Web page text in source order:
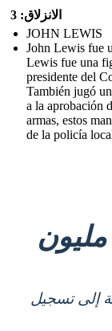
الانزلاق: 3
JOHN LEWIS
John Lewis fue
Lewis fue una
presidente del
También jugó
a la aprobación
armas, estos
de la policía
إلى تسجيل